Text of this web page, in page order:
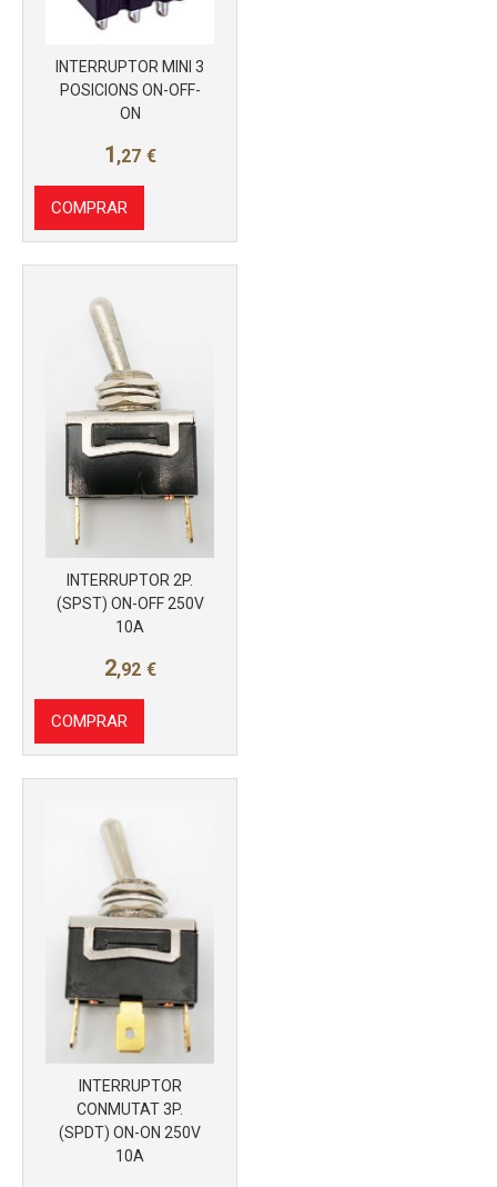
INTERRUPTOR MINI 3
POSICIONS ON-OFF-
ON
1 ,27 €
COMPRAR
INTERRUPTOR 2P.
(SPST) ON-OFF 250V
10A
2,92 €
COMPRAR
INTERRUPTOR
CONMUTAT 3P.
(SPDT) ON-ON 250V
10A